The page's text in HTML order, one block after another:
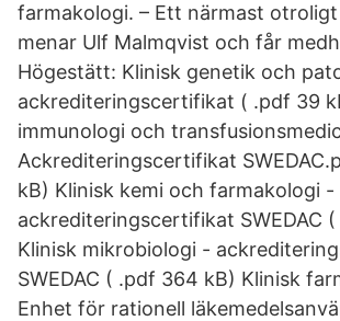
farmakologi. – Ett närmast
menar Ulf Malmqvist och får
Högestätt: Klinisk genetik och
ackrediteringscertifikat ( .pdf 39
immunologi och
Ackrediteringscertifikat
kB) Klinisk kemi och farmakologi -
ackrediteringscertifikat SWEDAC (
Klinisk mikrobiologi -
SWEDAC ( .pdf 364 kB) Klinisk
Enhet för rationell